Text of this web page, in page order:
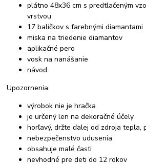
plátno 48x36 cm s predtlačeným
vrstvou
17 balíčkov s farebnými diamantami
miska na triedenie diamantov
aplikačné pero
vosk na nanášanie
návod
Upozornenia:
výrobok nie je hračka
je určený len na dekoračné účely
horľavý, držte ďalej od zdroja tepla,
nebezpečenstvo udusenia
obsahuje malé časti
nevhodné pre deti do 12 rokov